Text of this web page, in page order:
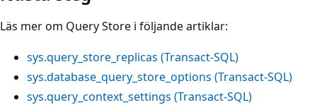
Läs mer om Query Store i följande artiklar:
sys.query_store_replicas (Transact-SQL)
sys.database_query_store_options (Transact-SQL)
sys.query_context_settings (Transact-SQL)